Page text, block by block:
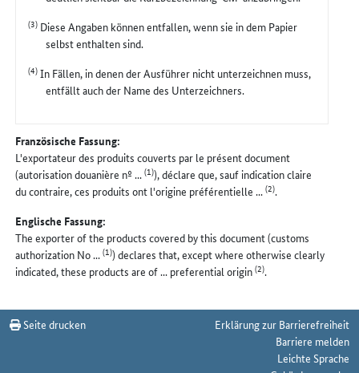
(3) Diese Angaben können entfallen, wenn sie in dem Papier
selbst enthalten sind.
(4)In Fällen, in denen der Ausführer nicht unterzeichnen muss,
entfällt auch der Name des Unterzeichners.
Französische Fassung:
L'exportateur des produits couverts par le présent document
(autorisation douanière nº ...(1)), déclare que, sauf indication claire
du contraire, ces produits ont l'origine préférentielle ...(2).
Englische Fassung:
The exporter of the products covered by this document (customs
authorization No ...(1)) declares that, except where otherwise clearly
indicated, these products are of ... preferential origin(2).
Seite drucken
Erklärung zur Barrierefreiheit
Barriere melden
Leichte Sprache